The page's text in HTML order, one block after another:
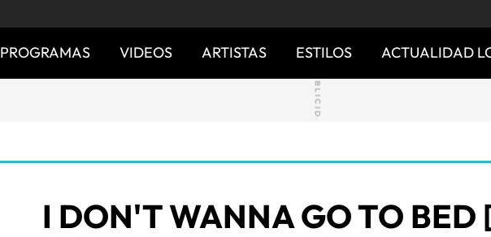
PROGRAMAS VIDEOS ARTISTAS ESTILOS ACTUALIDAD
I DON'T WANNA GO TO BED